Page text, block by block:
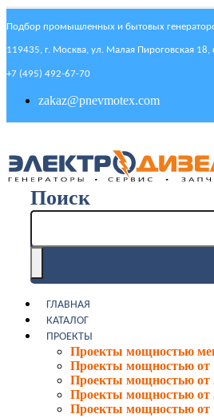
Подбор промышленных и бытовых
119435, г. Москва, ул. Малая Пироговская 18,
+7 (495) 492-67-70
zakaz@pnevmotex.com
Поиск
ГЛАВНАЯ
КАТАЛОГ
ПРОЕКТЫ
Проекты мощностью
Проекты мощностью от
Проекты мощностью от
Проекты мощностью от
Проекты мощностью от